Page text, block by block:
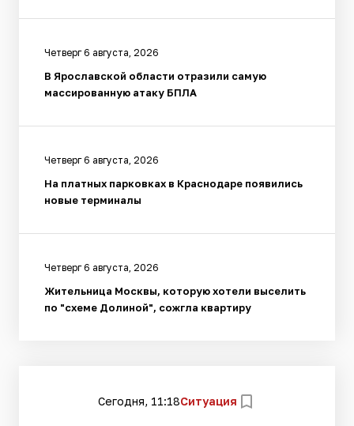
Четверг 6 августа, 2026
В Ярославской области отразили самую
массированную атаку БПЛА
Четверг 6 августа, 2026
На платных парковках в Краснодаре появились
новые терминалы
Четверг 6 августа, 2026
Жительница Москвы, которую хотели выселить
по "схеме Долиной", сожгла квартиру
Сегодня, 11:18Ситуация